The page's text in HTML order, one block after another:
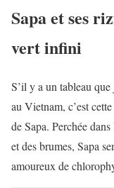
Sapa et ses
vert infini
S’il y a un tableau
au Vietnam, c’est
de Sapa. Perchée
et des brumes, Sapa
amoureux de